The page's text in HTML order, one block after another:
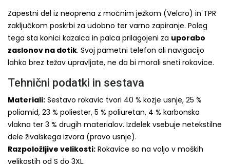
Zapestni del iz neoprena z močnim ježkom (Velcro) in TPR
zaključkom poskrbi za udobno ter varno zapiranje. Poleg
tega sta konici kazalca in palca prilagojeni za uporabo
zaslonov na dotik. Svoj pametni telefon ali navigacijo
lahko brez težav upravljate, ne da bi morali sneti rokavice.
Tehnični podatki in sestava
Materiali: Sestavo rokavic tvori 40 % kozje usnje, 25 %
poliamid, 23 % poliester, 5 % poliuretan, 4 % karbonska
vlakna ter 3 % drugih materialov. Izdelek vsebuje netekstilne
dele živalskega izvora (pravo usnje).
Razpoložljive velikosti: Rokavice so na voljo v moških
velikostih od S do 3XL.